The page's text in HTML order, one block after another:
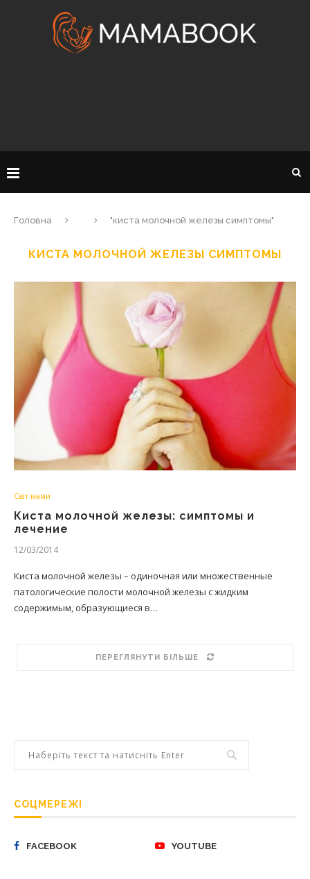
Головна "киста молочной железы симптомы"
КИСТА МОЛОЧНОЙ ЖЕЛЕЗЫ СИМПТОМЫ
Світ мами
Киста молочной железы: симптомы и
лечение
12/03/2014
Киста молочной железы – одиночная или множественные
патологические полости молочной железы с жидким
содержимым, образующиеся в…
ПЕРЕГЛЯНУТИ БІЛЬШЕ
СОЦМЕРЕЖІ
FACEBOOK YOUTUBE